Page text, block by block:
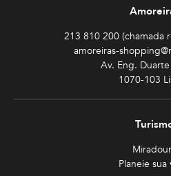
213 810 200 (chamada
amoreiras-
Av. Eng.
1070-103
Planeie sua